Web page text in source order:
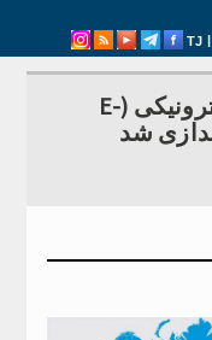
TJ |
سامانه الکترونیکی مجوز الکترونیکی (E-